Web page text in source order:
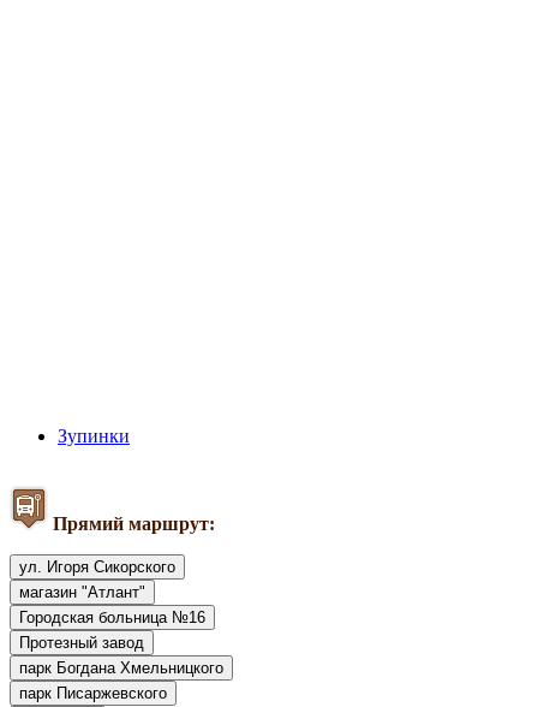
Зупинки
Прямий маршрут:
ул. Игоря Сикорского
магазин "Атлант"
Городская больница №16
Протезный завод
парк Богдана Хмельницкого
парк Писаржевского